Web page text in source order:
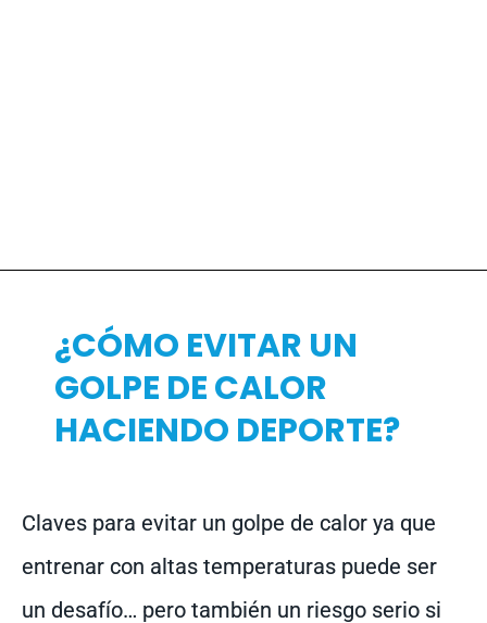
¿CÓMO EVITAR UN
GOLPE DE CALOR
HACIENDO DEPORTE?
Claves para evitar un golpe de calor ya que
entrenar con altas temperaturas puede ser
un desafío… pero también un riesgo serio si